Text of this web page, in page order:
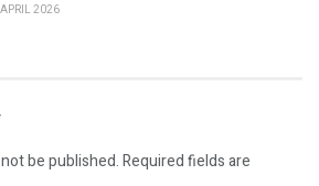
2026
be published.Required fields are